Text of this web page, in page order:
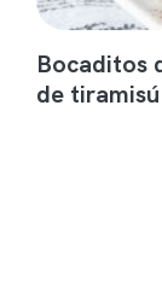
Bocaditos
de tiramisú